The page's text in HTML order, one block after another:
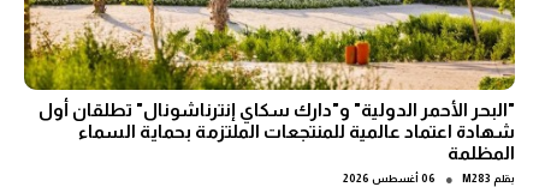
"البحر الأحمر الدولية" و"دارك سكاي إنترناشونال" تطلقان أول
شهادة اعتماد عالمية للمنتجعات الملتزمة بحماية السماء
المظلمة
بقلم M283
● 06 أغسطس 2026